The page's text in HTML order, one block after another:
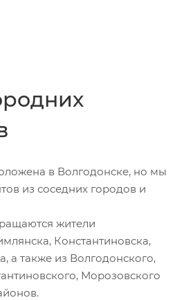
в Волгодонске, но мы
из соседних городов и
жители
Константиновска,
а также из Волгодонского,
Морозовского